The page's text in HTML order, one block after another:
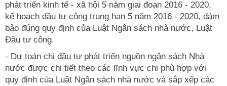
phát triển kinh tế - xã hội 5 năm giai đoạn 2016 - 2020,
kế hoạch đầu tư công trung hạn 5 năm 2016 - 2020, đảm
bảo đúng quy định của Luật Ngân sách nhà nước, Luật
Đầu tư công.
- Dự toán chi đầu tư phát triển nguồn ngân sách Nhà
nước được chi tiết theo các lĩnh vực chi phù hợp với
quy định của Luật Ngân sách nhà nước và sắp xếp các